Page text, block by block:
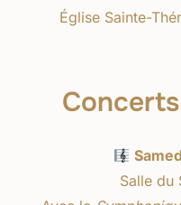
Église Sainte-
Salle du